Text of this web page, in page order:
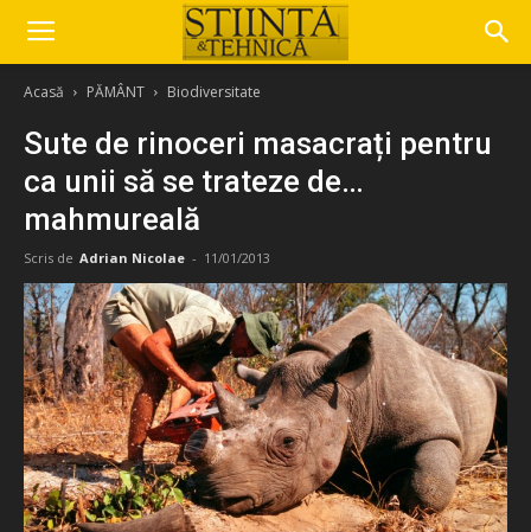
Acasă PĂMÂNT Biodiversitate
Sute de rinoceri masacrați pentru
ca unii să se trateze de…
mahmureală
Scris de Adrian Nicolae - 11/01/2013